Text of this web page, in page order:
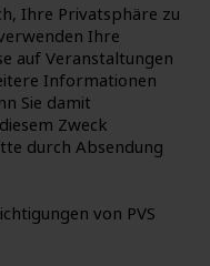
Ihre Privatsphäre zu
Ihre
auf Veranstaltungen
Informationen
Sie damit
Zweck
durch Absendung
von PVS